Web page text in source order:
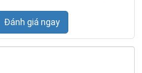
Đánh giá ngay